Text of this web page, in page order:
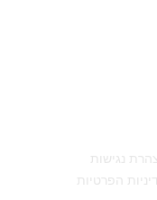
נגישות
הפרטיות